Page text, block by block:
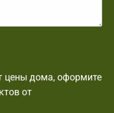
цены дома, оформите
от